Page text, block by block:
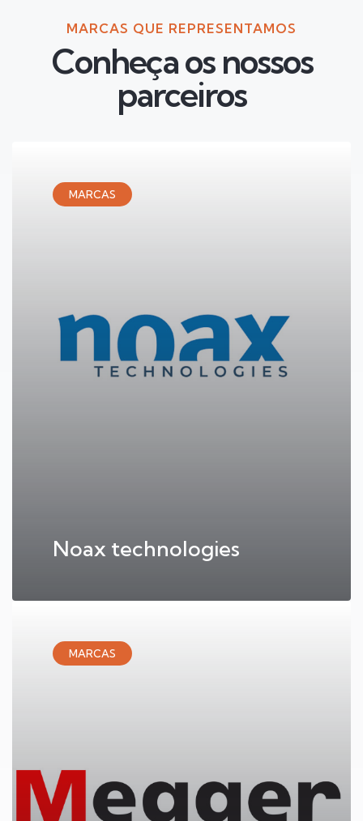
MARCAS QUE REPRESENTAMOS
Conheça os nossos
parceiros
MARCAS
Noax technologies
MARCAS